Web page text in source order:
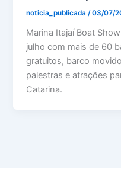
noticia_publicada/03/07/
Marina Itajaí Boat
julho com mais de 60
gratuitos, barco
palestras e atrações
Catarina.